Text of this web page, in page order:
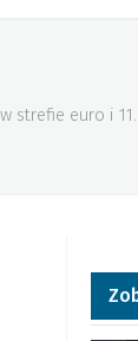
strefie euro i